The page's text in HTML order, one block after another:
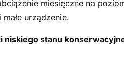
miesięczne na
urządzenie.
niskiego stanu